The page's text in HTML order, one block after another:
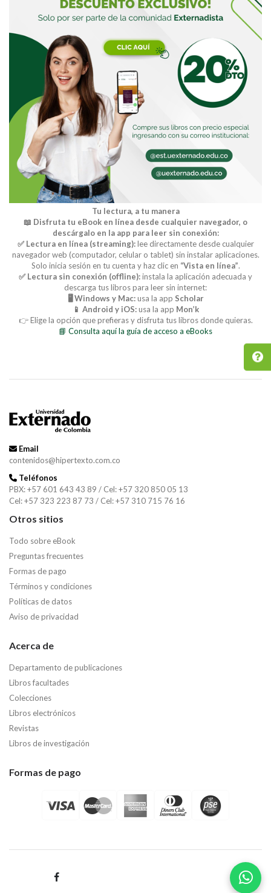
Buscar
Tu lectura, a tu manera
📖 Disfruta tu eBook en línea desde cualquier navegador, o
descárgalo en la app para leer sin conexión:
✅ Lectura en línea (streaming):lee directamente desde cualquier
navegador web (computador, celular o tablet) sin instalar aplicaciones.
Solo inicia sesión en tu cuenta y haz clic en “Vista en línea”.
✅ Lectura sin conexión (offline):instala la aplicación adecuada y
descarga tus libros para leer sin internet:
🖥️ Windows y Mac:usa la app Scholar
📱 Android y iOS:usa la app Mon’k
👉 Elige la opción que prefieras y disfruta tus libros donde quieras.
📘 Consulta aquí la guía de acceso a eBooks
Email
contenidos@hipertexto.com.co
Teléfonos
PBX: +57 601 643 43 89 / Cel: +57 320 850 05 13
Cel: +57 323 223 87 73 / Cel: +57 310 715 76 16
Otros sitios
Todo sobre eBook
Preguntas frecuentes
Formas de pago
Términos y condiciones
Políticas de datos
Aviso de privacidad
Acerca de
Departamento de publicaciones
Libros facultades
Colecciones
Libros electrónicos
Revistas
Libros de investigación
Formas de pago